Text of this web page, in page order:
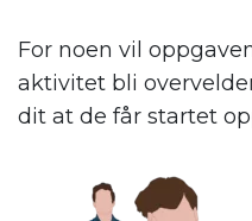
For noen vil
aktivitet bli
dit at de får startet